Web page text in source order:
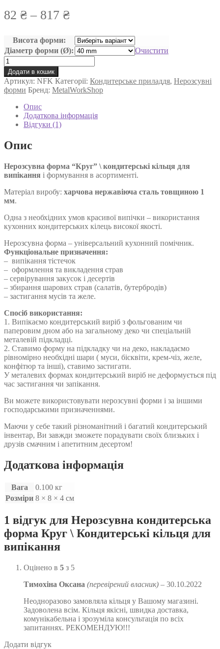
82 ₴ – 817 ₴Діапазон
від
82 ₴
817 ₴
Висота форми:
Діаметр форми (Ø):
Очистити
Нерозсувна
кондитерська
форма
Круг
\
Кондитерські
кільця
випікання
кількість
Додати в кошик
Артикул: NFK Категорії: Кондитерське приладдя, Нерозсувні
форми Бренд: MetalWorkShop
Опис
Додаткова інформація
Відгуки (1)
Опис
Нерозсувна форма “Круг” \ кондитерські кільця для
випікання і формування в асортименті.
Матеріал виробу: харчова нержавіюча сталь товщиною 1
мм.
Одна з необхідних умов красивої випічки – використання
кухонних кондитерських кілець високої якості.
Нерозсувна форма – універсальний кухонний помічник.
Функціональне призначення:
– випікання тістечок
– оформлення та викладення страв
– сервірування закусок і десертів
– збирання шарових страв (салатів, бутербродів)
– застигання мусів та желе.
Спосіб використання:
1. Випікаємо кондитерський виріб з фольгованим чи
паперовим дном або на загальному деко чи спеціальній
металевій підкладці.
2. Ставимо форму на підкладку чи на деко, накладаємо
рівномірно необхідні шари ( муси, бісквіти, крем-чіз, желе,
конфітюр та інші), ставимо застигати.
У металевих формах кондитерський виріб не деформується під
час застигання чи запікання.
Ви можете використовувати нерозсувні форми і за іншими
господарськими призначеннями.
Маючи у себе такий різноманітний і багатий кондитерський
інвентар, Ви завжди зможете порадувати своїх близьких і
друзів смачним і апетитним десертом!
Додаткова інформація
Вага
0.100 кг
Розміри 8 × 8 × 4 см
1 відгук для Нерозсувна кондитерська
форма Круг \ Кондитерські кільця для
випікання
Оцінено в 5 з 5
Тимохіна Оксана (перевірений власник) – 30.10.2022
Неодноразово замовляла кільця у Вашому магазині.
Задоволена всім. Кільця якісні, швидка доставка,
комунікабельна і зрозуміла консультація по всіх
запитаннях. РЕКОМЕНДУЮ!!!
Додати відгук